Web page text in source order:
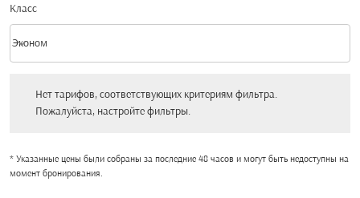
Класс
Класс option Эконом Selected
Эконом
keyboard_arrow_down
Нет тарифов, соответствующих критериям фильтра.
Пожалуйста, настройте фильтры.
* Указанные цены были собраны за последние 48 часов и могут быть недоступны на
момент бронирования.